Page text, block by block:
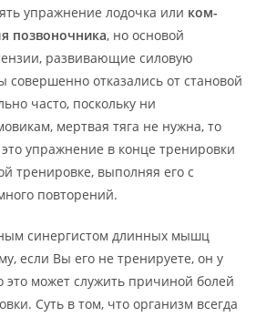
упражнение ло­доч­ка или ком­
позвоночника, но основой
раз­ви­ваю­щие силовую
совершенно от­ка­за­лись от ста­но­вой
часто, поскольку ни
мер­твая тя­га не нужна, то
упражнение в конце тре­ни­ров­ки
тренировке, выполняя его с
пов­то­ре­ний.
синергистом длинных мышц
если Вы его не тренируете, он у
это может служить причиной болей
Суть в том, что организм всегда